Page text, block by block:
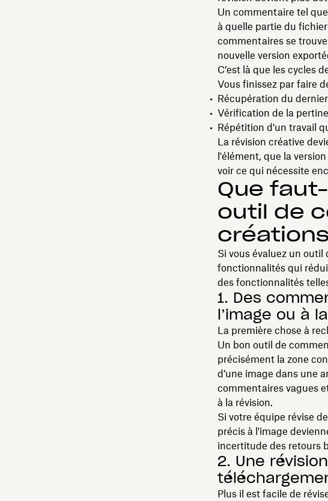
Un commentaire tel
à quelle partie du
commentaires se
nouvelle version
C’est là que les cycles
Vous finissez par faire
Récupération du
Vérification de la
Répétition d'un travail
La révision créative
l'élément, que la
voir ce qui nécessite
Que
outil de
Si vous évaluez un
fonctionnalités qui
des fonctionnalités
1. Des
l’image ou à
La première chose à
Un bon outil de
précisément la zone
d’une image dans une
commentaires vagues
à la révision.
Si votre équipe révise
précis à l'image
incertitude des retours
2. Une
Plus il est facile de